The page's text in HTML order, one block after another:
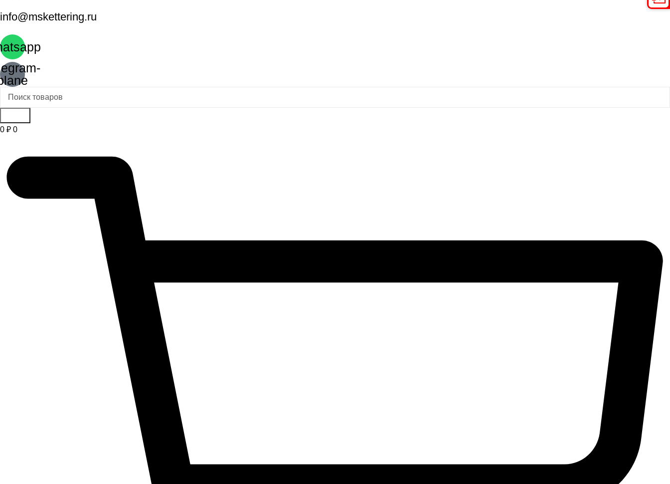
info@mskettering.ru
0 ₽ 0